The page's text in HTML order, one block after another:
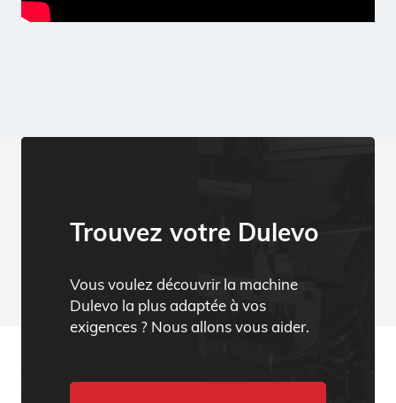
Trouvez votre Dulevo
Vous voulez découvrir la machine
Dulevo la plus adaptée à vos
exigences ? Nous allons vous aider.